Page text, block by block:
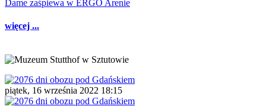
Dame zaśpiewa w ERGO Arenie
więcej ...
piątek, 16 września 2022 18:15